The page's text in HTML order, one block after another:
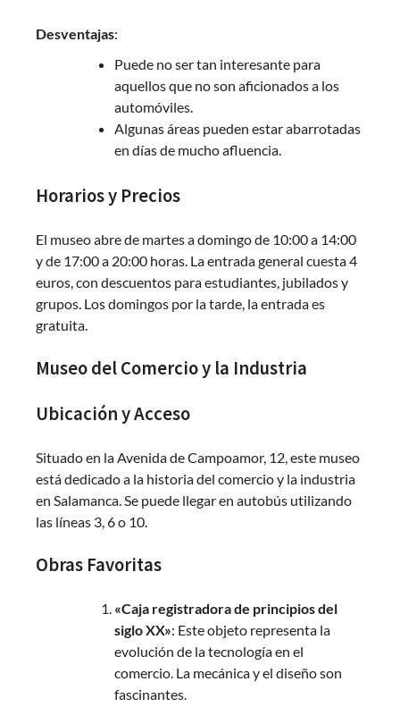
Desventajas:
Puede no ser tan interesante para
aquellos que no son aficionados a los
automóviles.
Algunas áreas pueden estar abarrotadas
en días de mucho afluencia.
Horarios y Precios
El museo abre de martes a domingo de 10:00 a 14:00
y de 17:00 a 20:00 horas. La entrada general cuesta 4
euros, con descuentos para estudiantes, jubilados y
grupos. Los domingos por la tarde, la entrada es
gratuita.
Museo del Comercio y la Industria
Ubicación y Acceso
Situado en la Avenida de Campoamor, 12, este museo
está dedicado a la historia del comercio y la industria
en Salamanca. Se puede llegar en autobús utilizando
las líneas 3, 6 o 10.
Obras Favoritas
«Caja registradora de principios del
siglo XX»: Este objeto representa la
evolución de la tecnología en el
comercio. La mecánica y el diseño son
fascinantes.